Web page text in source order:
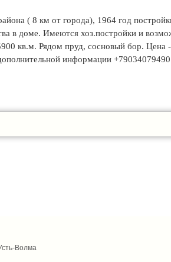
( 8 км от города), 1964 год
в доме. Имеются хоз.постройки и
кв.м. Рядом пруд, сосновый бор. Цена
информации +79034079490
Волма